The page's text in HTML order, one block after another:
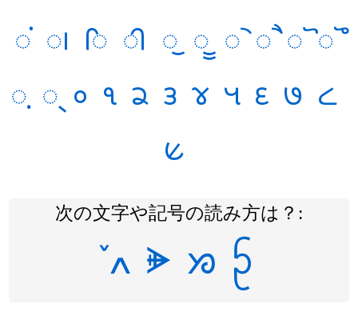
𑋟 𑋠 𑋡 𑋢 𑋣 𑋤 𑋥 𑋦 𑋧 𑋨
𑋩 𑋪 𑋰 𑋱 𑋲 𑋳 𑋴 𑋵 𑋶 𑋷 𑋸
𑋹
次の文字や記号の読み方は？:
ߍ ᗙ ᘞ ᩐ